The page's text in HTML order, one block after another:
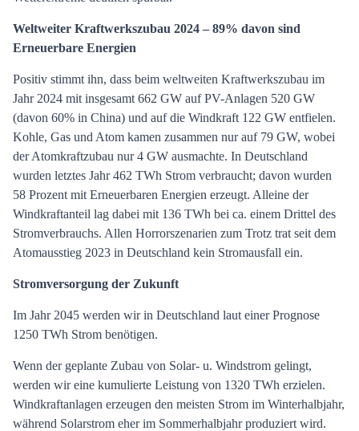
Weltweiter Kraftwerkszubau 2024 – 89% davon sind
Erneuerbare Energien
Positiv stimmt ihn, dass beim weltweiten Kraftwerkszubau im
Jahr 2024 mit insgesamt 662 GW auf PV-Anlagen 520 GW
(davon 60% in China) und auf die Windkraft 122 GW entfielen.
Kohle, Gas und Atom kamen zusammen nur auf 79 GW, wobei
der Atomkraftzubau nur 4 GW ausmachte. In Deutschland
wurden letztes Jahr 462 TWh Strom verbraucht; davon wurden
58 Prozent mit Erneuerbaren Energien erzeugt. Alleine der
Windkraftanteil lag dabei mit 136 TWh bei ca. einem Drittel des
Stromverbrauchs. Allen Horrorszenarien zum Trotz trat seit dem
Atomausstieg 2023 in Deutschland kein Stromausfall ein.
Stromversorgung der Zukunft
Im Jahr 2045 werden wir in Deutschland laut einer Prognose
1250 TWh Strom benötigen.
Wenn der geplante Zubau von Solar- u. Windstrom gelingt,
werden wir eine kumulierte Leistung von 1320 TWh erzielen.
Windkraftanlagen erzeugen den meisten Strom im Winterhalbjahr,
während Solarstrom eher im Sommerhalbjahr produziert wird.